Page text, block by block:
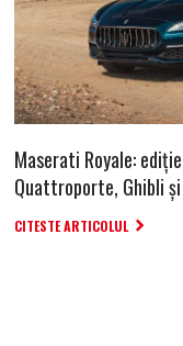
Maserati Royale:
Quattroporte, Ghibli
CITESTE ARTICOLUL